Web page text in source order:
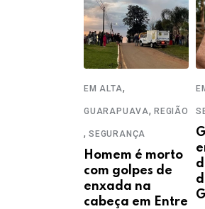
EM ALTA,
GUARAPUAVA, REGIÃO
, SEGURANÇA
Homem é morto
com golpes de
enxada na
cabeça em Entre